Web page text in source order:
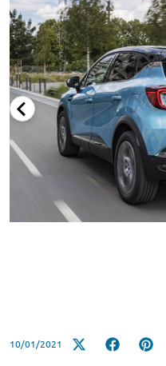
10/01/2021